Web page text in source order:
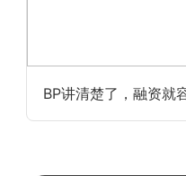
BP讲清楚了，融资就